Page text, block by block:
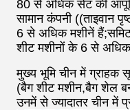
80 से अधिक सेट की
सामान कंपनी ((ताइवान
6 से अधिक मशीनें
शीट मशीनों के 6 से
मुख्य भूमि चीन में ग्राहक
(बैग शीट मशीन,बैग शेल
उनमें से ज्यादातर चीन में